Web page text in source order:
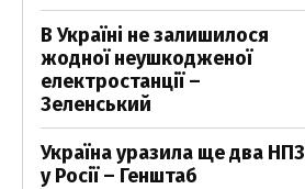
В Україні не залишилося
жодної неушкодженої
електростанції –
Зеленський
Україна уразила ще два НПЗ
у Росії – Генштаб